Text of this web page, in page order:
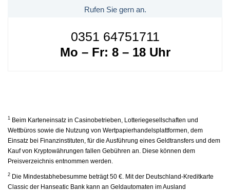
Rufen Sie gern an.
0351 64751711
Mo – Fr: 8 – 18 Uhr
1 Beim Karteneinsatz in Casinobetrieben, Lotteriegesellschaften und
Wettbüros sowie die Nutzung von Wertpapierhandelsplattformen, dem
Einsatz bei Finanzinstituten, für die Ausführung eines Geldtransfers und dem
Kauf von Kryptowährungen fallen Gebühren an. Diese können dem
Preisverzeichnis entnommen werden.
2 Die Mindestabhebesumme beträgt 50 €. Mit der Deutschland-Kreditkarte
Classic der Hanseatic Bank kann an Geldautomaten im Ausland